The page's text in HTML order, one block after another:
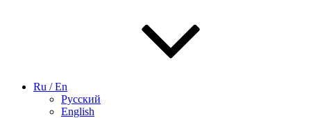
Ru / En
Русский
English